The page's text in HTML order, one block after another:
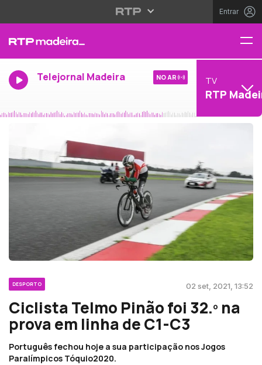
Entrar
Telejornal Madeira NO AR TV
RTP
DESPORTO 02 set, 2021, 13:52
Ciclista Telmo Pinão foi 32.º na
prova em linha de C1-C3
Português fechou hoje a sua participação nos Jogos
Paralímpicos Tóquio2020.